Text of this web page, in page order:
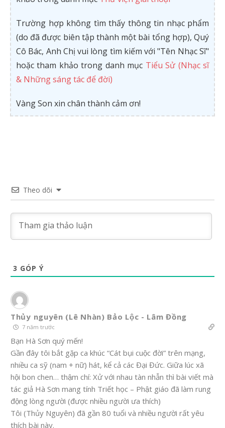
Trường hợp không tìm thấy thông tin nhạc phẩm
(do đã được biên tập thành một bài tổng hợp), Quý
Cô Bác, Anh Chị vui lòng tìm kiếm với "Tên Nhạc Sĩ"
hoặc tham khảo trong danh mục Tiểu Sử (Nhạc sĩ
& Những sáng tác để đời)
Vàng Son xin chân thành cảm ơn!
Theo dõi
3 GÓP Ý
Thủy nguyên (Lê Nhàn) Bảo Lộc - Lâm Đồng
7 năm trước
Bạn Hà Sơn quý mến!
Gần đây tôi bắt gặp ca khúc “Cát bụi cuộc đời” trên mạng,
nhiều ca sỹ (nam + nữ) hát, kể cả các Đại Đức. Giữa lúc xã
hội bon chen… thậm chí: Xử với nhau tàn nhẫn thì bài viết mà
tác giả Hà Sơn mang tính Triết học – Phật giáo đã làm rung
động lòng người (được nhiều người ưa thích)
Tôi (Thủy Nguyên) đã gần 80 tuổi và nhiều người rất yêu
thích bài này.